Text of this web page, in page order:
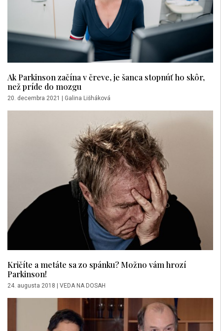
Ak Parkinson začína v čreve, je šanca stopnúť ho skôr,
než príde do mozgu
20. decembra 2021 Galina Lišháková
Kričíte a metáte sa zo spánku? Možno vám hrozí
Parkinson!
24. augusta 2018 VEDA NA DOSAH